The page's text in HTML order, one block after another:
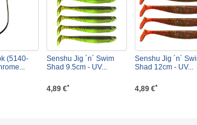
(5140-
Senshu Jig ´n´ Swim
Shad 9.5cm - UV...
4,89 €*
Senshu Jig ´n´
Shad 12cm - UV...
4,89 €*